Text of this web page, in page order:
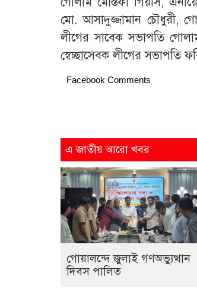
মো. আসাদুজ্জামান চৌধুরী,
লীগের সাবেক সভাপতি
স্বেচ্ছাসেবক লীগের
Facebook Comments
এ জাতীয় আরো খবর
গোয়ালন্দে জুলাই গণঅভ্যুত্থান
দিবস পালিত